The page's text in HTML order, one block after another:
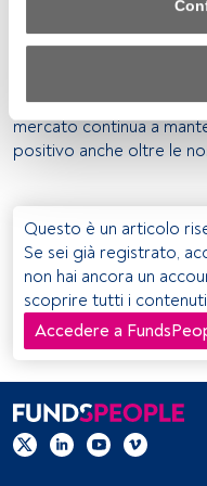
nell'ambito del nostro
Utilizzo di dati di
attiva delle
dispositivo e/o accesso
personalizzati,
contenuti, ricerca sul
Elenco dei partner
portafogli, sapendo
delle famiglie servite”,
immediate e dare
finanziaria dei propri
mercato continua a
positivo anche oltre le
Questo è un articolo
Se sei già registrato,
non hai ancora un
scoprire tutti i
Accedere a